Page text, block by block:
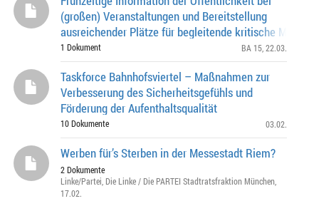
(großen) Veranstaltungen und Bereitstellung
ausreichender Plätze für begleitende kritische
1 Dokument BA 15 , 22.03.
Taskforce Bahnhofsviertel – Maßnahmen zur
Verbesserung des Sicherheitsgefühls und
Förderung der Aufenthaltsqualität
10 Dokumente 03.02.
Werben für’s Sterben in der Messestadt Riem?
2 Dokumente
Linke/Partei Die Linke / Die PARTEI Stadtratsfraktion München
17.02.